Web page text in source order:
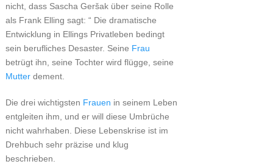
nicht, dass Sascha Geršak über seine Rolle
als Frank Elling sagt: “ Die dramatische
Entwicklung in Ellings Privatleben bedingt
sein berufliches Desaster. Seine Frau
betrügt ihn, seine Tochter wird flügge, seine
Mutterdement.
Die drei wichtigsten Frauen in seinem Leben
entgleiten ihm, und er will diese Umbrüche
nicht wahrhaben. Diese Lebenskrise ist im
Drehbuch sehr präzise und klug
beschrieben.